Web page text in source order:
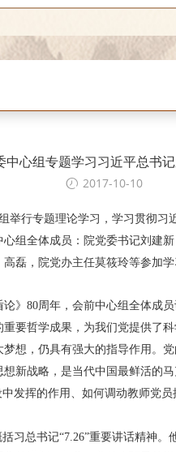
中心组专题学习习近平总书
2017-10-10
举行专题理论学习，学习贯彻习
心组全体成员：院党委书记刘建
磊，院党办主任莫筱玲等参加
》80周年，会前中心组全体成
重要哲学成果，为我们党提供了
想，仍具有强大的指导作用。
新战略，是当代中国最鲜活的
发挥的作用、如何调动教师党员
习总书记“7.26”重要讲话精神